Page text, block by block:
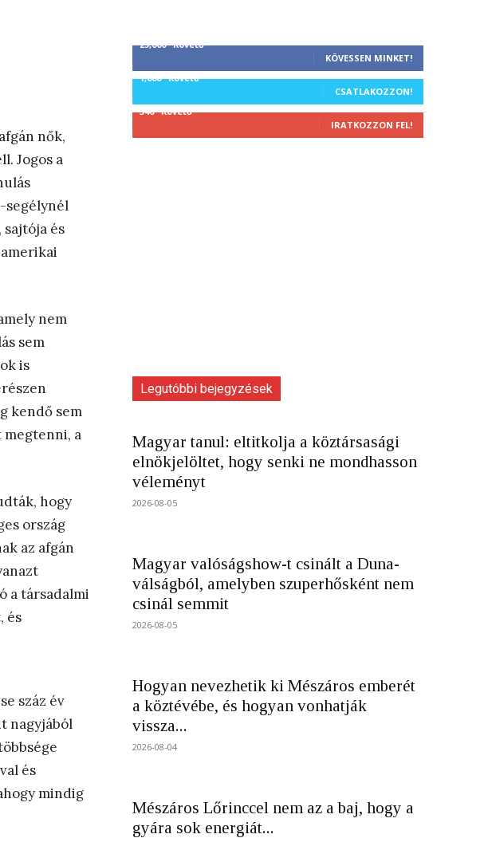
nők,
Jogos a
segélynél
és
nem
sem
is
kendő sem
a
hogy
ország
az afgán
a társadalmi
és
száz év
nagyjából
és
mindig
25,000 Követő
KÖVESSEN MINKET!
1,000 Követő
CSATLAKOZZON!
340 Követő
IRATKOZZON FEL!
Legutóbbi bejegyzések
Magyar tanul: eltitkolja a köztársasági
elnökjelöltet, hogy senki ne mondhasson
véleményt
2026-08-05
Magyar valóságshow-t csinált a Duna-
válságból, amelyben szuperhősként nem
csinál semmit
2026-08-05
Hogyan nevezhetik ki Mészáros emberét
a köztévébe, és hogyan vonhatják
vissza...
2026-08-04
Mészáros Lőrinccel nem az a baj, hogy a
gyára sok energiát...